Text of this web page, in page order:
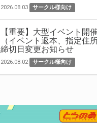
2026.08.03 サークル様向け
【重要】大型イベント開
（イベント返本、指定住
締切日変更お知らせ
2026.08.02 サークル様向け